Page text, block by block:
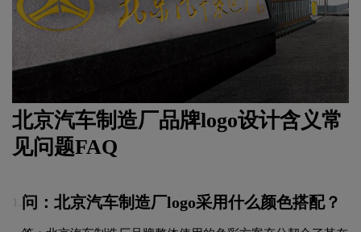
北京汽车制造厂品牌logo设计含义常
见问题FAQ
问：北京汽车制造厂logo采用什么颜色搭配？